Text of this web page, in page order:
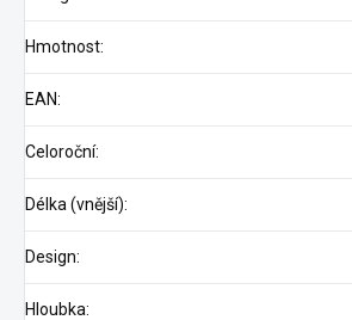
Hmotnost:
EAN:
Celoroční:
Délka (vnější):
Design:
Hloubka: